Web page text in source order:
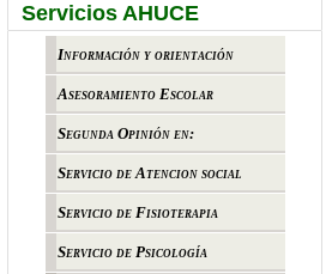
Servicios AHUCE
Información y orientación
Asesoramiento Escolar
Segunda Opinión en:
Servicio de Atencion social
Servicio de Fisioterapia
Servicio de Psicología